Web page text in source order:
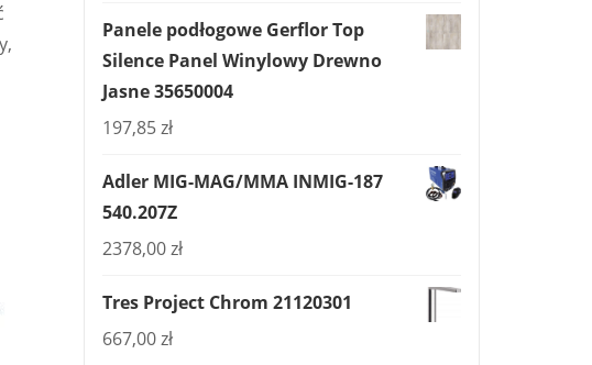
Panele podłogowe Gerflor Top
Silence Panel Winylowy Drewno
Jasne 35650004
197,85zł
Adler MIG-MAG/MMA INMIG-187
540.207Z
2378,00zł
Tres Project Chrom 21120301
667,00zł